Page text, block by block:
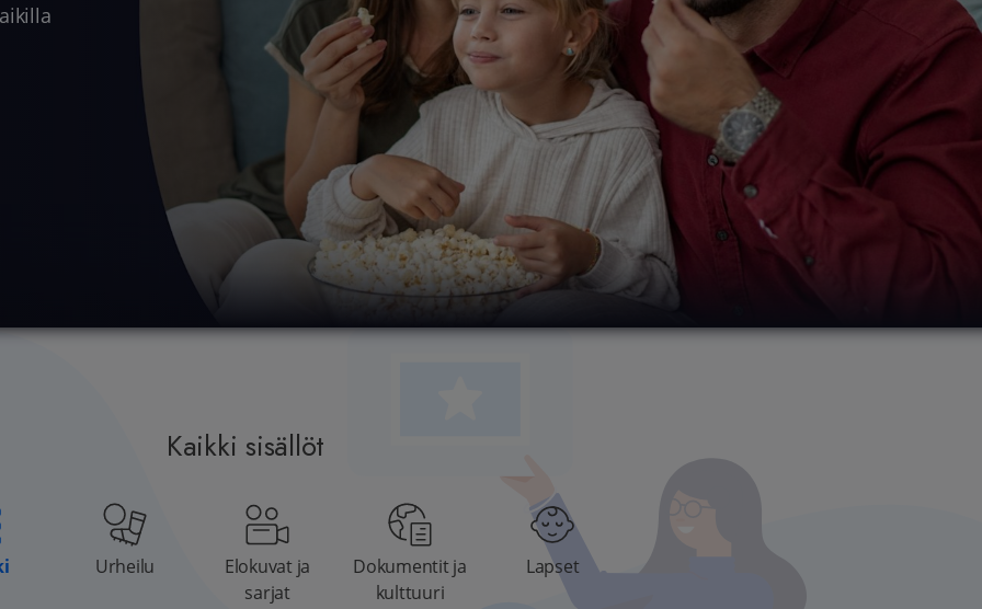
Kaikki sisällöt
Urheilu
Elokuvat ja
sarjat
Dokumentit ja
kulttuuri
Lapset